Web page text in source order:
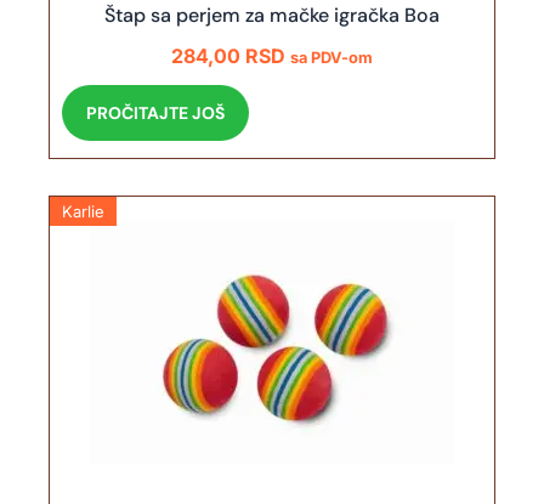
Štap sa perjem za mačke igračka Boa
284,00 RSD sa PDV-om
PROČITAJTE JOŠ
Karlie